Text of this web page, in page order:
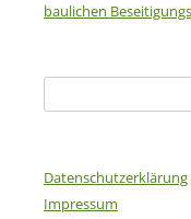
baulichen
nach:
Datenschutzerklärung
Impressum